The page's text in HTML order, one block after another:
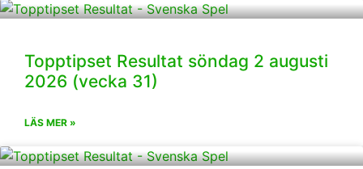
Topptipset Resultat söndag 2 augusti
2026 (vecka 31)
LÄS MER »